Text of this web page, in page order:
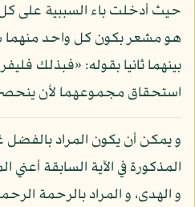
حيث أدخلت باء السببية على
هو مشعر بكون كل واحد منهما
بينهما ثانيا بقوله: «فبذلك
استحقاق مجموعهما لأن
و يمكن أن يكون المراد بالفضل
المذكورة في الآية السابقة
و الهدى، و المراد بالرحمة